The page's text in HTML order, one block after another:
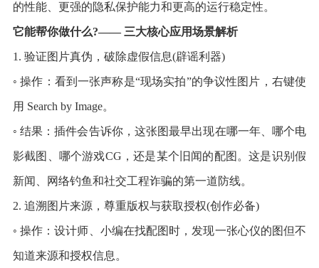
的性能、更强的隐私保护能力和更高的运行稳定性。
它能帮你做什么?—— 三大核心应用场景解析
1. 验证图片真伪，破除虚假信息(辟谣利器)
◦ 操作：看到一张声称是“现场实拍”的争议性图片，右键使
用 Search by Image。
◦ 结果：插件会告诉你，这张图最早出现在哪一年、哪个电
影截图、哪个游戏CG，还是某个旧闻的配图。这是识别假
新闻、网络钓鱼和社交工程诈骗的第一道防线。
2. 追溯图片来源，尊重版权与获取授权(创作必备)
◦ 操作：设计师、小编在找配图时，发现一张心仪的图但不
知道来源和授权信息。